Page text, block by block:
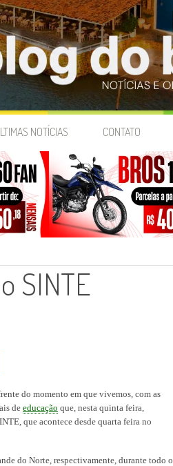
NOTÍCIAS CONTATO
SINTE
do momento em que vivemos, com as
de educação que, nesta quinta feira,
que acontece desde quarta feira no
do Norte, respectivamente, durante todo o